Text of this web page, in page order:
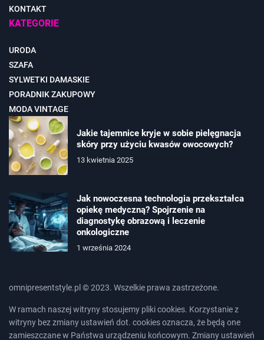
KONTAKT
KATEGORIE
URODA
SZAFA
SYLWETKI DAMASKIE
PORADNIK ZAKUPOWY
MODA VINTAGE
Jakie tajemnice kryje w sobie pielęgnacja
skóry przy użyciu kwasów owocowych?
13 kwietnia 2025
Jak nowoczesna technologia przekształca
opiekę medyczną? Spojrzenie na
diagnostykę obrazową i leczenie
onkologiczne
1 września 2024
omnipresentstyle.pl © 2023. Wszelkie prawa zastrzeżone.
W ramach naszej witryny stosujemy pliki cookies. Korzystanie z
witryny bez zmiany ustawień dot. cookies oznacza, że będą one
zamieszczane w Państwa urządzeniu końcowym. Zmiany ustawień